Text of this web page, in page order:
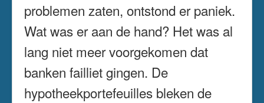
problemen zaten, ontstond er paniek.
Wat was er aan de hand? Het was al
lang niet meer voorgekomen dat
banken failliet gingen. De
hypotheekportefeuilles bleken de